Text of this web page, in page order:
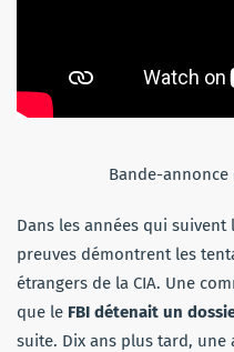
Bande-annonce
Dans les années qui suivent
preuves démontrent les
étrangers de la CIA. Une
que le FBI détenait un
suite. Dix ans plus tard,